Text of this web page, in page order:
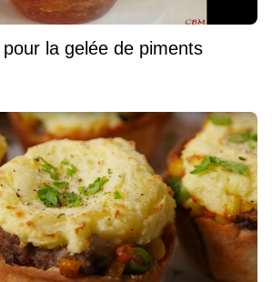
la gelée de piments